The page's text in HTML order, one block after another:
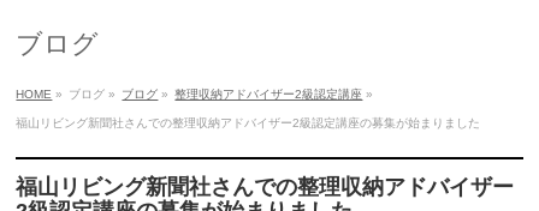
ブログ
HOME » ブログ » ブログ » 整理収納アドバイザー2級認定講座 »
福山リビング新聞社さんでの整理収納アドバイザー2級認定講座の募集が始まりました
福山リビング新聞社さんでの整理収納アドバイザー